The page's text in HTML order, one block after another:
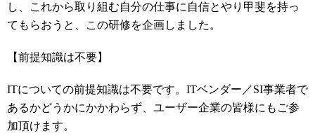
し、これから取り組む自分の仕事に自信とやり甲斐を持っ
てもらおうと、この研修を企画しました。
【前提知識は不要】
ITについての前提知識は不要です。ITベンダー／SI事業者で
あるかどうかにかかわらず、ユーザー企業の皆様にもご参
加頂けます。